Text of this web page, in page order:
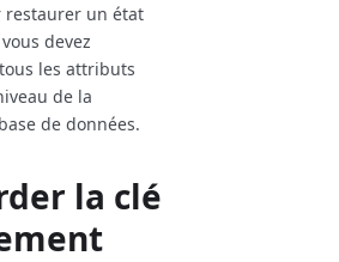
restaurer un état
devez
les attributs
de la
de données.
la clé